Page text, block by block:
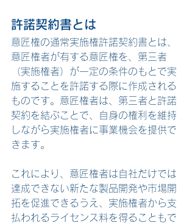
許諾契約書とは
意匠権の通常実施権許諾契約書とは、
意匠権者が有する意匠権を、第三者
（実施権者）が一定の条件のもとで実
施することを許諾する際に作成される
ものです。意匠権者は、第三者と許諾
契約を結ぶことで、自身の権利を維持
しながら実施権者に事業機会を提供で
きます。
これにより、意匠権者は自社だけでは
達成できない新たな製品開発や市場開
拓を促進できるうえ、実施権者から支
払われるライセンス料を得ることもで